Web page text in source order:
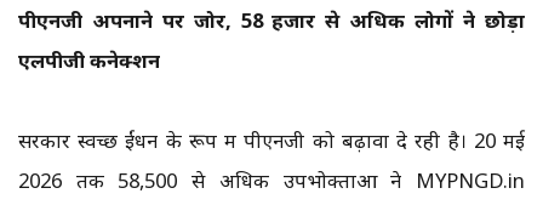
पीएनजी अपनाने पर जोर, 58 हजार से अधिक लोगों ने छोड़ा
एलपीजी कनेक्शन
सरकार स्वच्छ ईंधन के रूप में पीएनजी को बढ़ावा दे रही है। 20 मई
2026 तक 58,500 से अधिक उपभोक्ताओं ने MYPNGD.in